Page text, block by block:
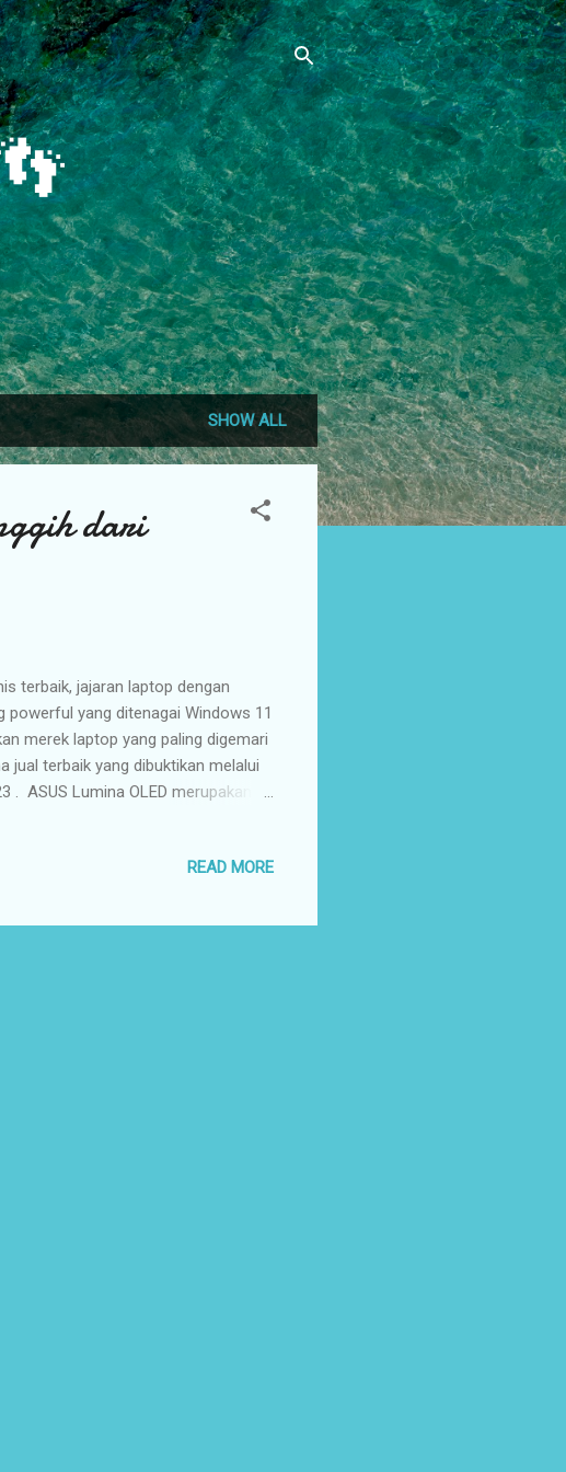
SHOW ALL
dari
jajaran laptop dengan
yang ditenagai Windows 11
merek laptop yang paling digemari
jual terbaik yang dibuktikan melalui
ASUS Lumina OLED merupakan
ASUS Media Gathering di Medan.
READ MORE